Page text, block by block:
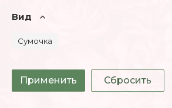
Эустома
Вид
Сумочка